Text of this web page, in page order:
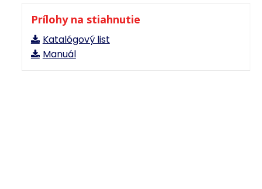
Prílohy na stiahnutie
Katalógový list
Manuál